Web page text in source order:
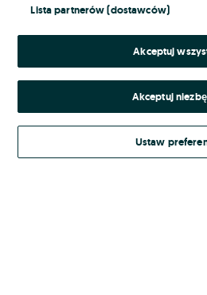
Kontynuując za pośrednictwem jednego z
Regulamin serwisu OLX.pl
Lista partnerów (dostawców)
Akceptuj
Akceptuj
Ustaw